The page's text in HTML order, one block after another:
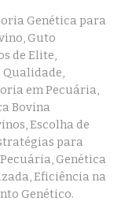
Genética para
Guto
de Elite,
Qualidade,
em Pecuária,
Bovina
Escolha de
para
Genética
Eficiência na
Genético.